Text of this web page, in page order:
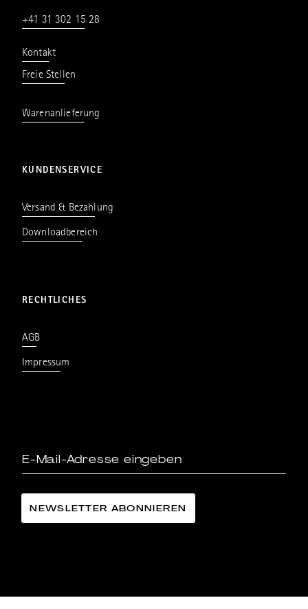
+41 31 302 15 28
Kontakt
Freie Stellen
Warenanlieferung
KUNDENSERVICE
Versand & Bezahlung
Downloadbereich
RECHTLICHES
AGB
Impressum